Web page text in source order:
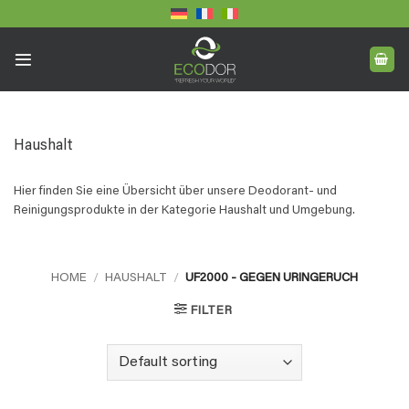
to
Haushalt
Hier finden Sie eine Übersicht über unsere Deodorant- und
Reinigungsprodukte in der Kategorie Haushalt und Umgebung.
HOME / HAUSHALT / UF2000 - GEGEN URINGERUCH
FILTER